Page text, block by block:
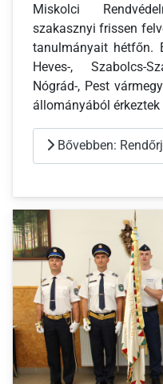
Miskolci
szakasznyi frissen
tanulmányait hétfőn.
Heves-, Szabolcs-
Nógrád-, Pest
állományából
Bővebben: